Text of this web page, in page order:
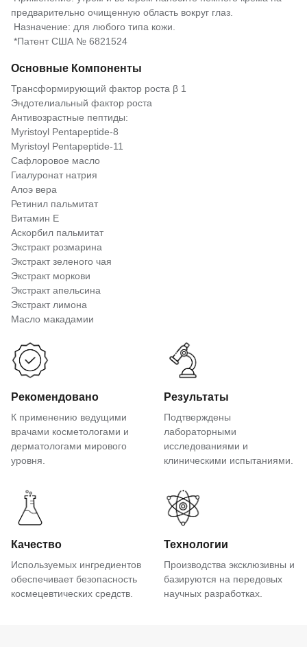
предварительно очищенную область вокруг глаз.
Назначение: для любого типа кожи.
*Патент США № 6821524
Основные Компоненты
Трансформирующий фактор роста β 1
Эндотелиальный фактор роста
Антивозрастные пептиды:
Myristoyl Pentapeptide-8
Myristoyl Pentapeptide-11
Сафлоровое масло
Гиалуронат натрия
Алоэ вера
Ретинил пальмитат
Витамин Е
Аскорбил пальмитат
Экстракт розмарина
Экстракт зеленого чая
Экстракт моркови
Экстракт апельсина
Экстракт лимона
Масло макадамии
Рекомендовано
К применению ведущими
врачами косметологами и
дерматологами мирового
уровня.
Результаты
Подтверждены
лабораторными
исследованиями и
клиническими испытаниями.
Качество
Используемых ингредиентов
обеспечивает безопасность
космецевтических средств.
Технологии
Производства эксклюзивны и
базируются на передовых
научных разработках.